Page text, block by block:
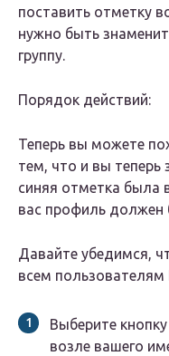
поставить отметку
нужно быть
группу.
Порядок действий:
Теперь вы можете
тем, что и вы теперь
синяя отметка была
вас профиль
Давайте убедимся,
всем пользователям
Выберите
возле вашего